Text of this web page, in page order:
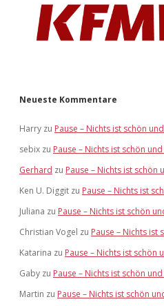
Neueste Kommentare
Harry zu Pause – Nichts ist schön
sebix zu Pause – Nichts ist schön
Gerhard zu Pause – Nichts ist schön
Ken U. Diggit zu Pause – Nichts ist
Juliana zu Pause – Nichts ist schön
Christian Vogel zu Pause – Nichts ist
Katarina zu Pause – Nichts ist schön
Gaby zu Pause – Nichts ist schön
Martin zu Pause – Nichts ist schön